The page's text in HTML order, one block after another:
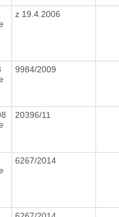
z 19.4.2006
9984/2009
20396/11
6267/2014